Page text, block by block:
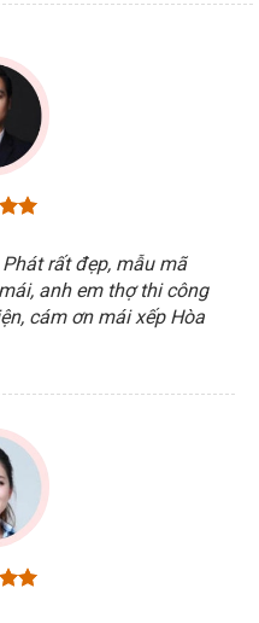
rất đẹp, mẫu mã
anh em thợ thi công
cám ơn mái xếp Hòa